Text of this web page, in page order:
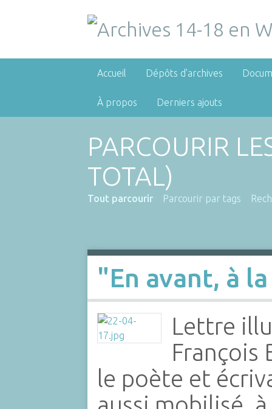
Accueil Dépôts d'archives
À propos Derniers ajouts
PARCOURIR
TOTAL)
Tout parcourir Parcourir par tags
"En avant, à
Lettre
François
le poète et